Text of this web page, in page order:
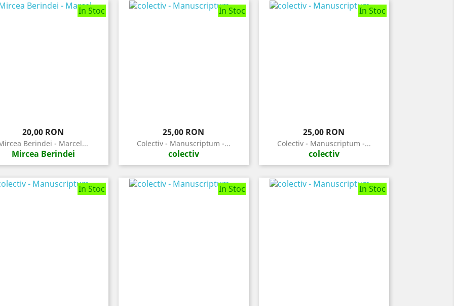
In Stoc
Pret
20,00 RON
Berindei - Marcel...
Mircea Berindei
In Stoc
Pret
25,00 RON
Colectiv - Manuscriptum -...
colectiv
In Stoc
Pret
25,00 RON
Colectiv - Manuscriptum -...
colectiv
In Stoc In Stoc In Stoc